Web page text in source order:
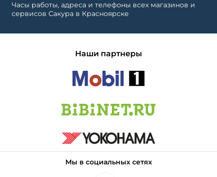
Часы работы, адреса и телефоны всех магазинов и
сервисов Сакура в Красноярске
Наши партнеры
Мы в социальных сетях